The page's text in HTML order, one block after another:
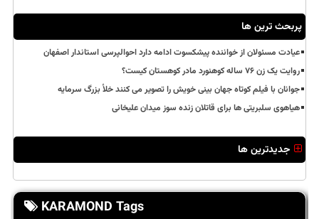
پربحث ترین ها
عیادت مسئولان از خواننده پیشکسوت ادامه دارد احوالپرسی استاندار اصفهان
روایت یک زن ۷۶ ساله کوهنورد مادر کوهستان کیست؟
جوانان با فیلم کوتاه جهان بینی خویش را تصویر می کنند خلأ بزرگ سرمایه
هیاهوی سلبریتی ها برای قاتلان زنده سوز میدان علیخانی
جدیدترین ها
KARAMOND Tags